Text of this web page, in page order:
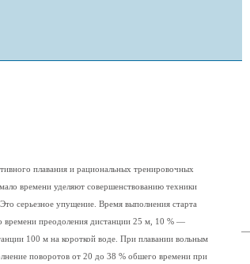
плавания и рациональных тренировочных
времени уделяют совершенствованию техники
серьезное упущение. Время выполнения старта
времени преодоления дистанции 25 м, 10 % —
100 м на короткой воде. При плавании вольным
поворотов от 20 до 38 % обшего времени при